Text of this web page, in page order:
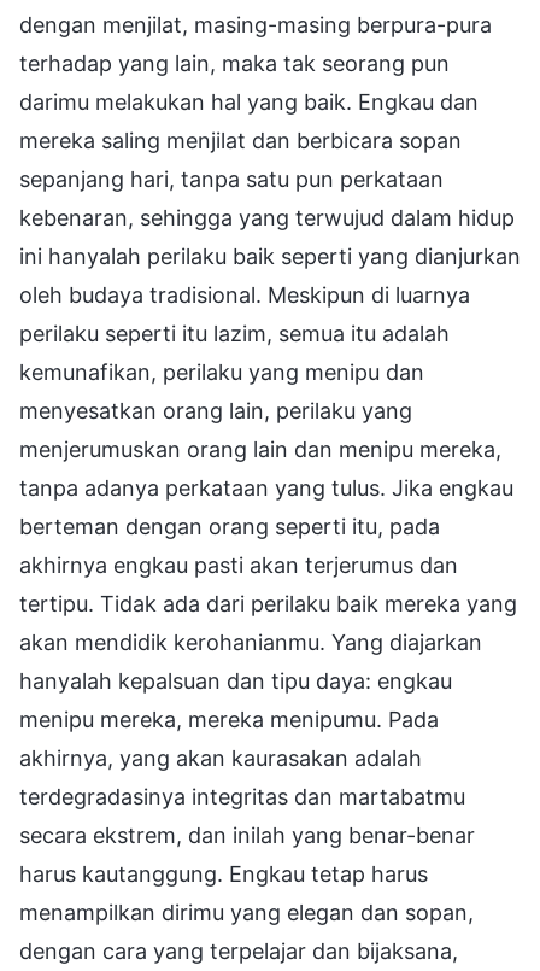
dengan menjilat, masing-masing berpura-pura
terhadap yang lain, maka tak seorang pun
darimu melakukan hal yang baik. Engkau dan
mereka saling menjilat dan berbicara sopan
sepanjang hari, tanpa satu pun perkataan
kebenaran, sehingga yang terwujud dalam hidup
ini hanyalah perilaku baik seperti yang dianjurkan
oleh budaya tradisional. Meskipun di luarnya
perilaku seperti itu lazim, semua itu adalah
kemunafikan, perilaku yang menipu dan
menyesatkan orang lain, perilaku yang
menjerumuskan orang lain dan menipu mereka,
tanpa adanya perkataan yang tulus. Jika engkau
berteman dengan orang seperti itu, pada
akhirnya engkau pasti akan terjerumus dan
tertipu. Tidak ada dari perilaku baik mereka yang
akan mendidik kerohanianmu. Yang diajarkan
hanyalah kepalsuan dan tipu daya: engkau
menipu mereka, mereka menipumu. Pada
akhirnya, yang akan kaurasakan adalah
terdegradasinya integritas dan martabatmu
secara ekstrem, dan inilah yang benar-benar
harus kautanggung. Engkau tetap harus
menampilkan dirimu yang elegan dan sopan,
dengan cara yang terpelajar dan bijaksana,